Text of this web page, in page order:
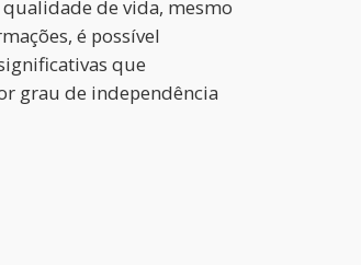
de vida, mesmo
é possível
que
grau de independência